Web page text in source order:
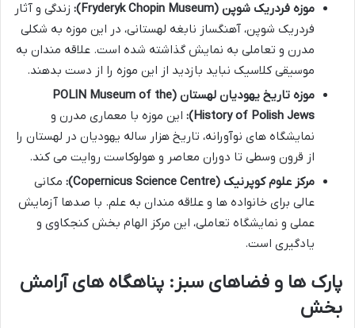
موزه فردریک شوپن (Fryderyk Chopin Museum):
زندگی و آثار
فردریک شوپن، آهنگساز نابغه لهستانی، در این موزه به شکلی
مدرن و تعاملی به نمایش گذاشته شده است. علاقه مندان به
موسیقی کلاسیک نباید بازدید از این موزه را از دست بدهند.
موزه تاریخ یهودیان لهستان (POLIN Museum of the
History of Polish Jews):
این موزه با معماری مدرن و
نمایشگاه های نوآورانه، تاریخ هزار ساله یهودیان در لهستان را
از قرون وسطی تا دوران معاصر و هولوکاست روایت می کند.
مرکز علوم کوپرنیک (Copernicus Science Centre):
مکانی
عالی برای خانواده ها و علاقه مندان به علم. با صدها آزمایش
عملی و نمایشگاه تعاملی، این مرکز الهام بخش کنجکاوی و
یادگیری است.
پارک ها و فضاهای سبز: پناهگاه های آرامش
بخش